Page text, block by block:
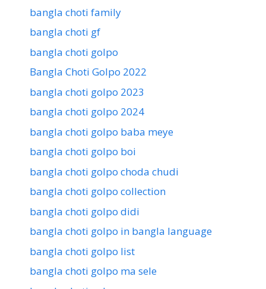
bangla choti family
bangla choti gf
bangla choti golpo
Bangla Choti Golpo 2022
bangla choti golpo 2023
bangla choti golpo 2024
bangla choti golpo baba meye
bangla choti golpo boi
bangla choti golpo choda chudi
bangla choti golpo collection
bangla choti golpo didi
bangla choti golpo in bangla language
bangla choti golpo list
bangla choti golpo ma sele